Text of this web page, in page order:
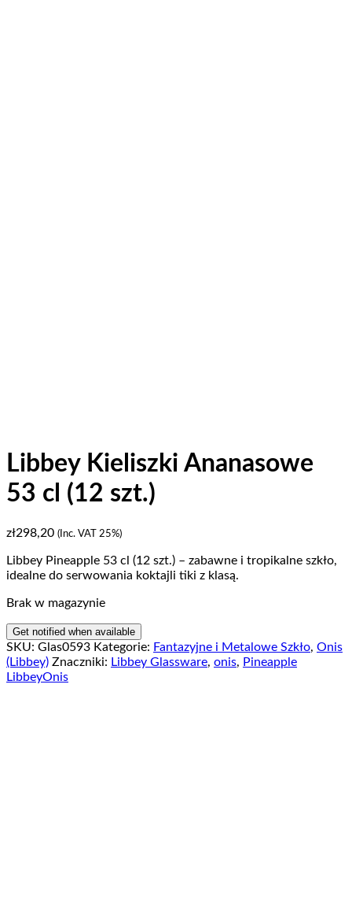
Libbey Kieliszki Ananasowe
53 cl (12 szt.)
zł298,20 (Inc. VAT 25%)
Libbey Pineapple 53 cl (12 szt.) – zabawne i tropikalne szkło,
idealne do serwowania koktajli tiki z klasą.
Brak w magazynie
SKU: Glas0593 Kategorie: Fantazyjne i Metalowe Szkło, Onis
(Libbey) Znaczniki: Libbey Glassware, onis, Pineapple
LibbeyOnis